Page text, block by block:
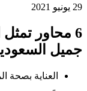
29 يونيو 2021
6 محاور
جميل
العناية بصحة